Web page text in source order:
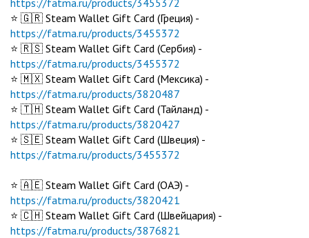
https://fatma.ru/products/3455372
⭐️ 🇬🇷 Steam Wallet Gift Card (Греция) -
https://fatma.ru/products/3455372
⭐️ 🇷🇸 Steam Wallet Gift Card (Сербия) -
https://fatma.ru/products/3455372
⭐️ 🇲🇽 Steam Wallet Gift Card (Мексика) -
https://fatma.ru/products/3820487
⭐️ 🇹🇭 Steam Wallet Gift Card (Тайланд) -
https://fatma.ru/products/3820427
⭐️ 🇸🇪 Steam Wallet Gift Card (Швеция) -
https://fatma.ru/products/3455372
⭐️ 🇦🇪 Steam Wallet Gift Card (ОАЭ) -
https://fatma.ru/products/3820421
⭐️ 🇨🇭 Steam Wallet Gift Card (Швейцария) -
https://fatma.ru/products/3876821